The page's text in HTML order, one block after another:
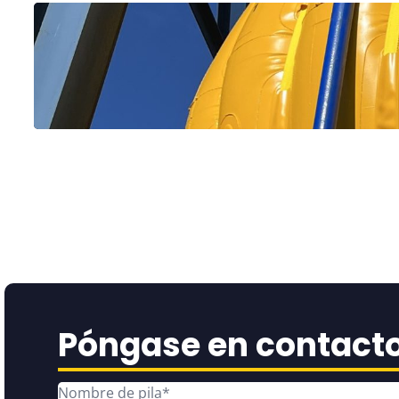
Póngase en